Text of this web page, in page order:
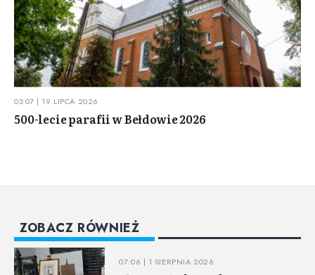
03:07 | 19 LIPCA 2026
500-lecie parafii w Bełdowie 2026
ZOBACZ RÓWNIEŻ
07:06 | 1 SIERPNIA 2026